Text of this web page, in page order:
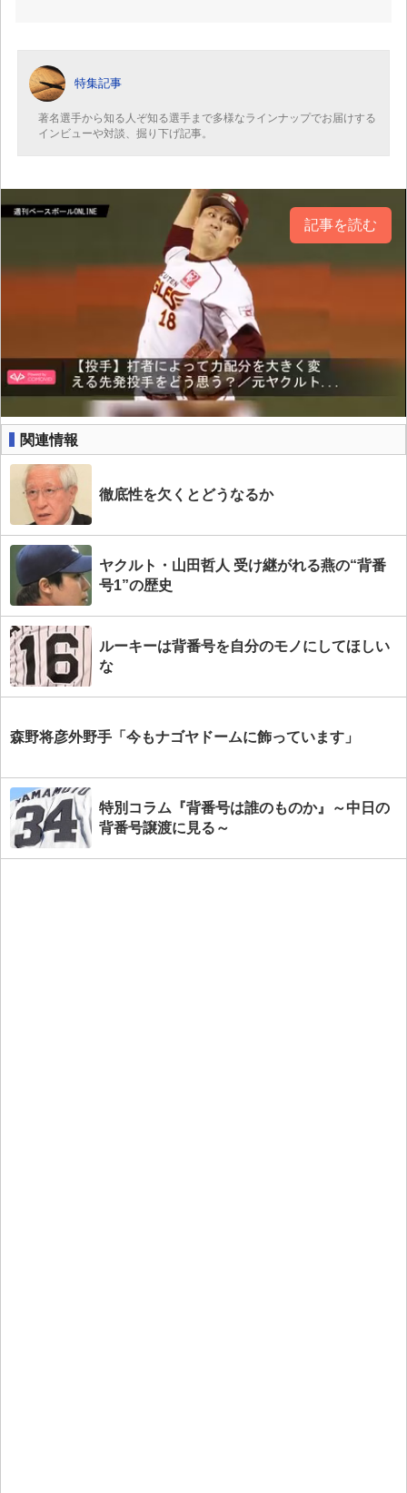
特集記事
著名選手から知る人ぞ知る選手まで多様なラインナップでお届けする
インビューや対談、掘り下げ記事。
記事を読む
関連情報
徹底性を欠くとどうなるか
ヤクルト・山田哲人 受け継がれる燕の“背番
号1”の歴史
ルーキーは背番号を自分のモノにしてほしい
な
森野将彦外野手「今もナゴヤドームに飾っています」
特別コラム『背番号は誰のものか』～中日の
背番号譲渡に見る～